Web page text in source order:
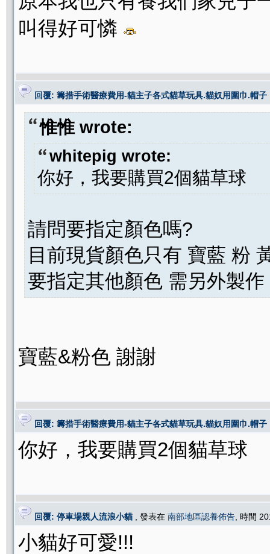
叫得好可憐
回覆: 籌措手術醫療費用-貓主子各式貓草玩具.貓奴用圍巾.帽子
惟惟 wrote:
whitepig wrote:
你好，我要購買2個貓草球
請問要指定顏色嗎?
目前現貨顏色只有 寶藍 粉
要指定其他顏色 需另外製作
寶藍&粉色 謝謝
回覆: 籌措手術醫療費用-貓主子各式貓草玩具.貓奴用圍巾.帽子
你好，我要購買2個貓草球
回覆: 停車場親人流浪小貓 , 發表在 南部地區認養佈告 , 時間
小貓好可愛!!!